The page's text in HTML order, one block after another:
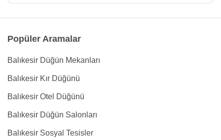
Popüler Aramalar
Balıkesir Düğün Mekanları
Balıkesir Kır Düğünü
Balıkesir Otel Düğünü
Balıkesir Düğün Salonları
Balıkesir Sosyal Tesisler